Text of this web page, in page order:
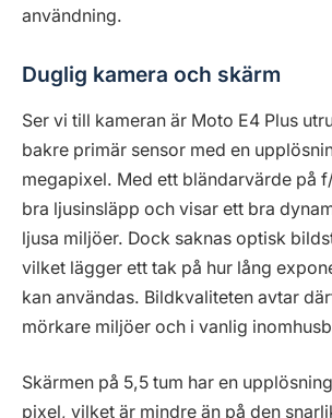
användning.
Duglig kamera och skärm
Ser vi till kameran är Moto E4 Plus
bakre primär sensor med en
megapixel. Med ett bländarvärde på
bra ljusinsläpp och visar ett bra
ljusa miljöer. Dock saknas optisk
vilket lägger ett tak på hur lång
kan användas. Bildkvaliteten avtar
mörkare miljöer och i vanlig
Skärmen på 5,5 tum har en
pixel, vilket är mindre än på den